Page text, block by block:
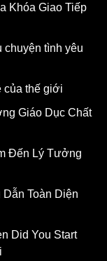
Khóa Giao Tiếp
chuyện tình yêu
của thế giới
Giáo Dục Chất
Đến Lý Tưởng
Toàn Diện
Did You Start